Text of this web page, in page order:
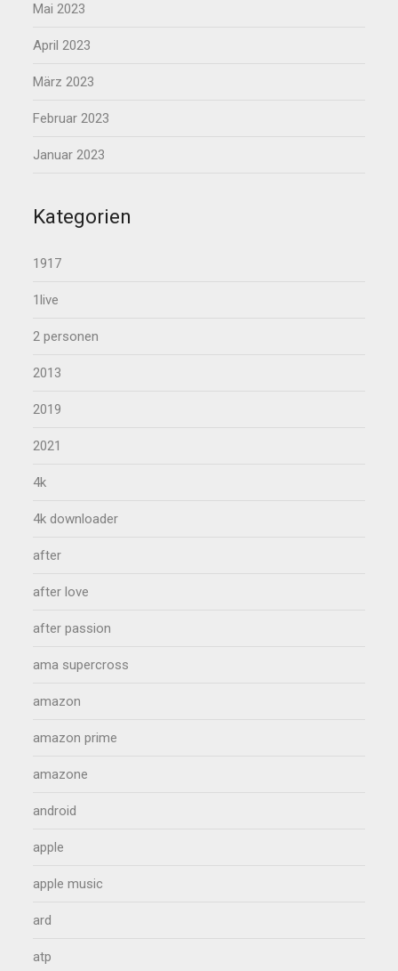
Mai 2023
April 2023
März 2023
Februar 2023
Januar 2023
Kategorien
1917
1live
2 personen
2013
2019
2021
4k
4k downloader
after
after love
after passion
ama supercross
amazon
amazon prime
amazone
android
apple
apple music
ard
atp